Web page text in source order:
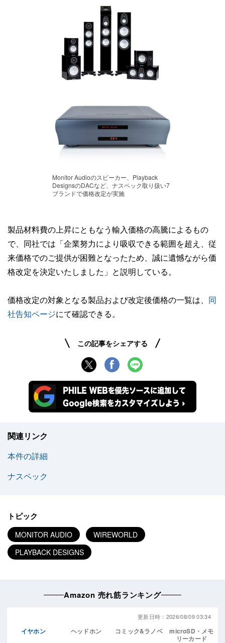
Monitor Audioのスピーカー、Playback
DesignsのDACなど、ナスペック取り扱い7
ブランドで価格改定が実施
製品材料費の上昇にともなう輸入価格の高騰によるもの
で、同社では「企業努力により吸収できる範囲を超え、従
来価格でのご提供が困難となったため、誠に遺憾ながら価
格改定を決定いたしました」と説明している。
価格改定の対象となる製品および改定後価格の一覧は、 同
社告知ページにて確認できる。
この記事をシェアする
関連リンク
本件の詳細
ナスペック
トピック
MONITOR AUDIO
WIREWORLD
PLAYBACK DESIGNS